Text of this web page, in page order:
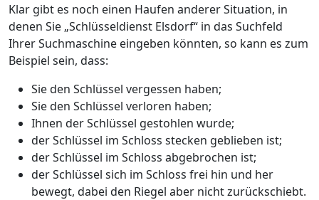
Klar gibt es noch einen Haufen anderer Situation, in
denen Sie „Schlüsseldienst Elsdorf“ in das Suchfeld
Ihrer Suchmaschine eingeben könnten, so kann es zum
Beispiel sein, dass:
Sie den Schlüssel vergessen haben;
Sie den Schlüssel verloren haben;
Ihnen der Schlüssel gestohlen wurde;
der Schlüssel im Schloss stecken geblieben ist;
der Schlüssel im Schloss abgebrochen ist;
der Schlüssel sich im Schloss frei hin und her
bewegt, dabei den Riegel aber nicht zurückschiebt.